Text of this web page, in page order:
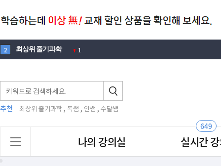
2 최상위 줄기과학
3
5
6 노벨 1
창의적 문제해결력
안재범 2
추천 최상위 줄기과학 , 독쌤 , 안쌤 , 수달쌤
649
나의 강의실 실시간